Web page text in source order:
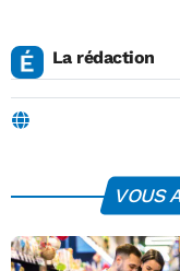
La rédaction
VOUS